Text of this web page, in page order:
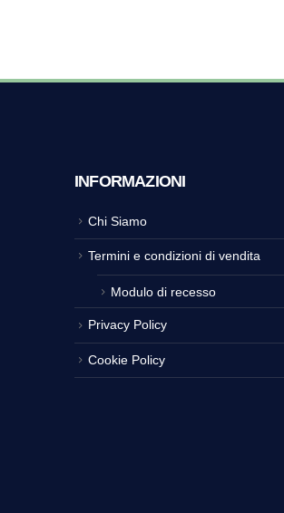
INFORMAZIONI
Chi Siamo
Termini e condizioni di vendita
Modulo di recesso
Privacy Policy
Cookie Policy